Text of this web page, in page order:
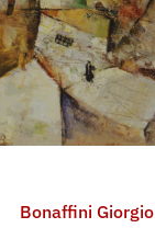
Bonaffini Giorgio